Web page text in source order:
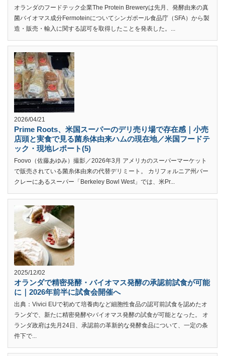
オランダのフードテック企業The Protein Breweryは先月、発酵由来の真
菌バイオマス成分Fermoteinについてシンガポール食品庁（SFA）から製
造・販売・輸入に関する認可を取得したことを発表した。...
2026/04/21
Prime Roots、米国スーパーのデリ売り場で存在感｜小売
店頭と実食で見る菌糸体由来ハムの現在地／米国フードテ
ック・現地レポート(5)
Foovo（佐藤あゆみ）撮影／2026年3月 アメリカのスーパーマーケット
で販売されている菌糸体由来の代替デリミート。 カリフォルニア州バー
クレーにあるスーパー「Berkeley Bowl West」では、米Pr...
2025/12/02
オランダで精密発酵・バイオマス発酵の承認前試食が可能
に｜2026年前半に試食会開催へ
出典：Vivici EUで初めて培養肉など細胞性食品の認可前試食を認めたオ
ランダで、新たに精密発酵やバイオマス発酵の試食が可能となった。 オ
ランダ政府は先月24日、承認前の革新的な発酵食品について、一定の条
件下で...